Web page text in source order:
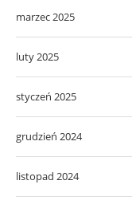
marzec 2025
luty 2025
styczeń 2025
grudzień 2024
listopad 2024